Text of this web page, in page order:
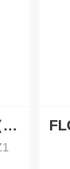
ZA2LS400W-BZ1（杰美特）汽轮机滤芯